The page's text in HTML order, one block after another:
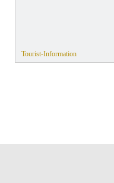
Tourist-Information